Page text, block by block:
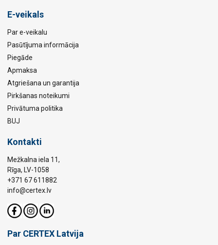
E-veikals
Par e-veikalu
Pasūtījuma informācija
Piegāde
Apmaksa
Atgriešana un garantija
Pirkšanas noteikumi
Privātuma politika
BUJ
Kontakti
Mežkalna iela 11,
Rīga, LV-1058
+371 67 611882
info@certex.lv
Par CERTEX Latvija